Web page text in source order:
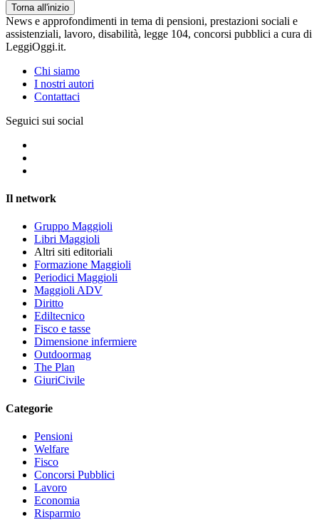
Torna all'inizio
News e approfondimenti in tema di pensioni, prestazioni sociali e
assistenziali, lavoro, disabilità, legge 104, concorsi pubblici a cura di
LeggiOggi.it.
Chi siamo
I nostri autori
Contattaci
Seguici sui social
Il network
Gruppo Maggioli
Libri Maggioli
Altri siti editoriali
Formazione Maggioli
Periodici Maggioli
Maggioli ADV
Diritto
Ediltecnico
Fisco e tasse
Dimensione infermiere
Outdoormag
The Plan
GiuriCivile
Categorie
Pensioni
Welfare
Fisco
Concorsi Pubblici
Lavoro
Economia
Risparmio